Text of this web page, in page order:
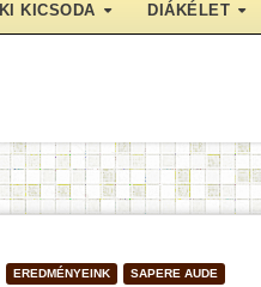
KI KICSODA DIÁKÉLET
EREDMÉNYEINK SAPERE AUDE